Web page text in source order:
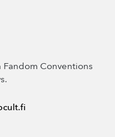
Fandom Conventions